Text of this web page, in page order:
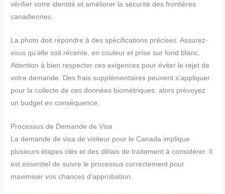
vérifier votre identité et améliorer la sécurité des frontières
canadiennes.
La photo doit répondre à des spécifications précises. Assurez-
vous qu’elle soit récente, en couleur et prise sur fond blanc.
Attention à bien respecter ces exigences pour éviter le rejet de
votre demande. Des frais supplémentaires peuvent s’appliquer
pour la collecte de ces données biométriques, alors prévoyez
un budget en conséquence.
Processus de Demande de Visa
La demande de visa de visiteur pour le Canada implique
plusieurs étapes clés et des délais de traitement à considérer. Il
est essentiel de suivre le processus correctement pour
maximiser vos chances d’approbation.